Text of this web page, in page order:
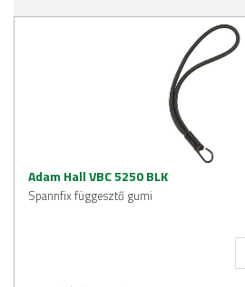
Adam Hall VBC 5250 BLK
Spannfix függesztő gumi